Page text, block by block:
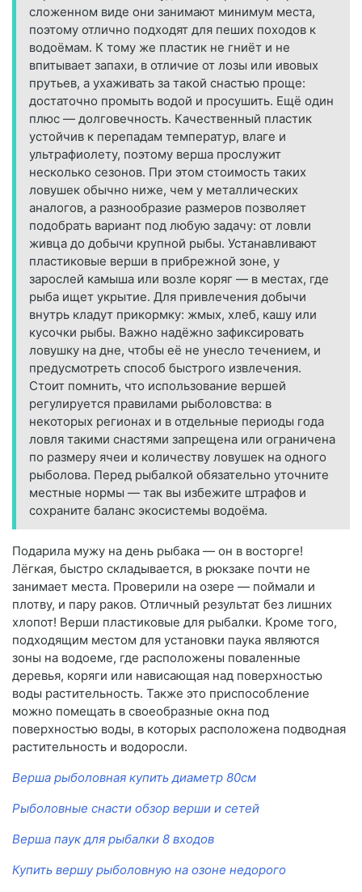
сложенном виде они занимают минимум места,
поэтому отлично подходят для пеших походов к
водоёмам. К тому же пластик не гниёт и не
впитывает запахи, в отличие от лозы или ивовых
прутьев, а ухаживать за такой снастью проще:
достаточно промыть водой и просушить. Ещё один
плюс — долговечность. Качественный пластик
устойчив к перепадам температур, влаге и
ультрафиолету, поэтому верша прослужит
несколько сезонов. При этом стоимость таких
ловушек обычно ниже, чем у металлических
аналогов, а разнообразие размеров позволяет
подобрать вариант под любую задачу: от ловли
живца до добычи крупной рыбы. Устанавливают
пластиковые верши в прибрежной зоне, у
зарослей камыша или возле коряг — в местах, где
рыба ищет укрытие. Для привлечения добычи
внутрь кладут прикормку: жмых, хлеб, кашу или
кусочки рыбы. Важно надёжно зафиксировать
ловушку на дне, чтобы её не унесло течением, и
предусмотреть способ быстрого извлечения.
Стоит помнить, что использование вершей
регулируется правилами рыболовства: в
некоторых регионах и в отдельные периоды года
ловля такими снастями запрещена или ограничена
по размеру ячеи и количеству ловушек на одного
рыболова. Перед рыбалкой обязательно уточните
местные нормы — так вы избежите штрафов и
сохраните баланс экосистемы водоёма.
Подарила мужу на день рыбака — он в восторге!
Лёгкая, быстро складывается, в рюкзаке почти не
занимает места. Проверили на озере — поймали и
плотву, и пару раков. Отличный результат без лишних
хлопот! Верши пластиковые для рыбалки. Кроме того,
подходящим местом для установки паука являются
зоны на водоеме, где расположены поваленные
деревья, коряги или нависающая над поверхностью
воды растительность. Также это приспособление
можно помещать в своеобразные окна под
поверхностью воды, в которых расположена подводная
растительность и водоросли.
Верша рыболовная купить диаметр 80см
Рыболовные снасти обзор верши и сетей
Верша паук для рыбалки 8 входов
Купить вершу рыболовную на озоне недорого